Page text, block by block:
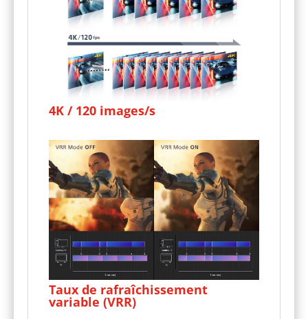
4K / 120 images/s
Taux de rafraîchissement
variable (VRR)